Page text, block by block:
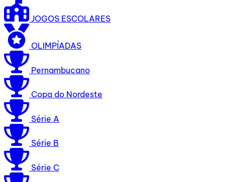
JOGOS ESCOLARES
OLIMPÍADAS
Pernambucano
Copa do Nordeste
Série A
Série B
Série C